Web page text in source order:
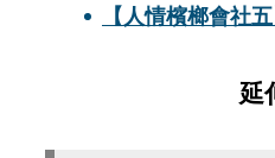
【人情檳榔會社五
延